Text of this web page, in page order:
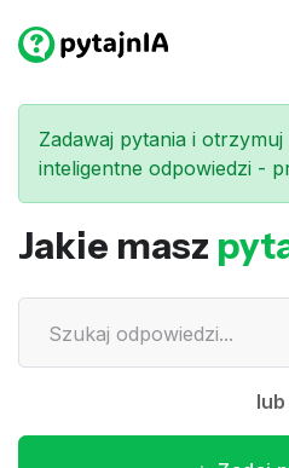
Zadawaj pytania i
inteligentne odpowiedzi -
Jakie masz
lub